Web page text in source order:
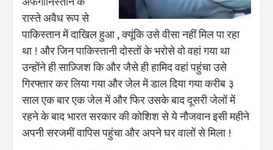
रास्ते अवैध रूप से
पाकिस्तान में दाखिल हुआ , क्यूंकि उसे वीसा नहीं मिल पा रहा
था ! और जिन पाकिस्तानी दोस्तों के भरोसे वो वहां गया था
उन्होंने ही साज़्जिश कि और जैसे ही हामिद वहां पहुंचा उसे
गिरफ्तार कर लिया गया और जेल में डाल दिया गया करीब ३
साल एक बार एक जेल में और फिर उसके बाद दूसरी जेलों में
रहने के बाद भारत सरकार की कोशिश से ये नौजवान इसी महीने
अपनी सरजमीं वापिस पहुंचा और अपने घर वालों से मिला !